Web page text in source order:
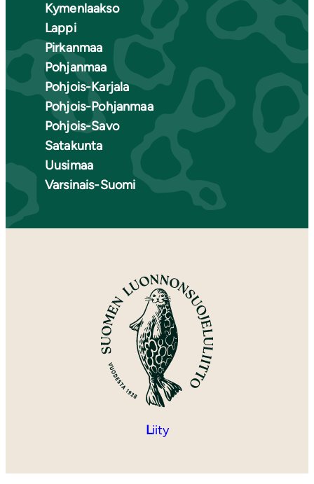
Kymenlaakso
Lappi
Pirkanmaa
Pohjanmaa
Pohjois-Karjala
Pohjois-Pohjanmaa
Pohjois-Savo
Satakunta
Uusimaa
Varsinais-Suomi
Liity